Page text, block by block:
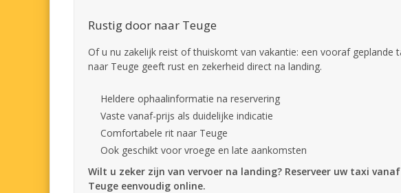
Rustig door naar Teuge
Of u nu zakelijk reist of thuiskomt van vakantie: een vooraf geplande
naar Teuge geeft rust en zekerheid direct na landing.
Heldere ophaalinformatie na reservering
Vaste vanaf-prijs als duidelijke indicatie
Comfortabele rit naar Teuge
Ook geschikt voor vroege en late aankomsten
Wilt u zeker zijn van vervoer na landing? Reserveer uw taxi
Teuge eenvoudig online.